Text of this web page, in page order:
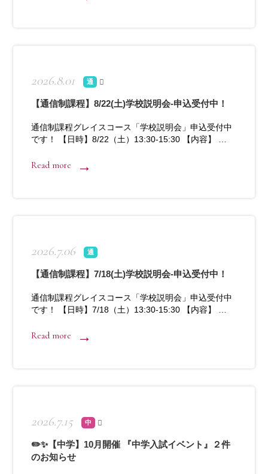
2026.8.01 通
【通信制課程】8/22(土)学校説明会-申込受付中！
通信制課程グレイスコース「学校説明会」申込受付中
です！ 【日時】8/22（土）13:30-15:30 【内容】 …
Read more
2026.7.06 通
【通信制課程】7/18(土)学校説明会-申込受付中！
通信制課程グレイスコース「学校説明会」申込受付中
です！ 【日時】7/18（土）13:30-15:30 【内容】 …
Read more
2026.7.15 中
✏️✨【中学】10月開催 『中学入試イベント』２件
のお知らせ